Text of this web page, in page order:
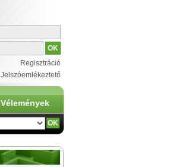
Regisztráció
Jelszóemlékeztető
Vélemények